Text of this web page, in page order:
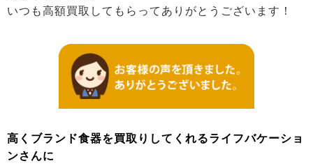
いつも高額買取してもらってありがとうございます！
高くブランド食器を買取りしてくれるライフバケーショ
ンさんに